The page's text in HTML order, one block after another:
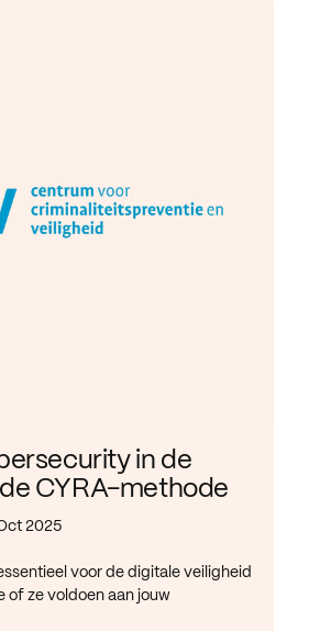
in de
CYRA-methode
2025
voor de digitale veiligheid
of ze voldoen aan jouw